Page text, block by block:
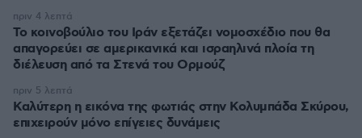
Το κοινοβούλιο του Ιράν εξετάζει νομοσχέδιο που θα
απαγορεύει σε αμερικανικά και ισραηλινά πλοία τη
διέλευση από τα Στενά του Ορμούζ
πριν 4 λεπτά
Καλύτερη η εικόνα της φωτιάς στην Κολυμπάδα Σκύρου,
επιχειρούν μόνο επίγειες δυνάμεις
πριν 5 λεπτά